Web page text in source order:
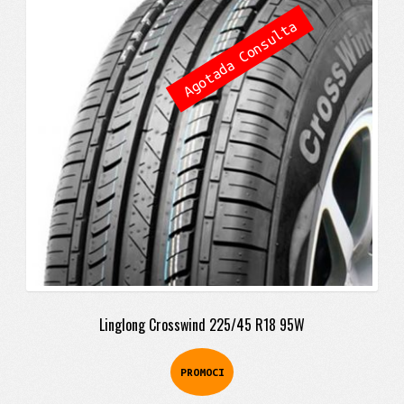
Linglong Crosswind 225/45 R18 95W
PROMOCI
original
era:
$324.900.
actual
es:
$288.900.
Agotada Consulta